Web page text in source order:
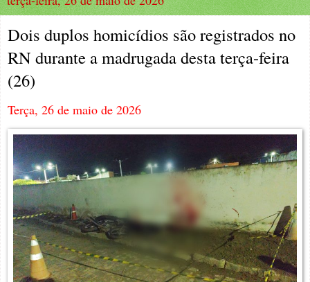
Dois duplos homicídios são registrados no
RN durante a madrugada desta terça-feira
(26)
Terça, 26 de maio de 2026